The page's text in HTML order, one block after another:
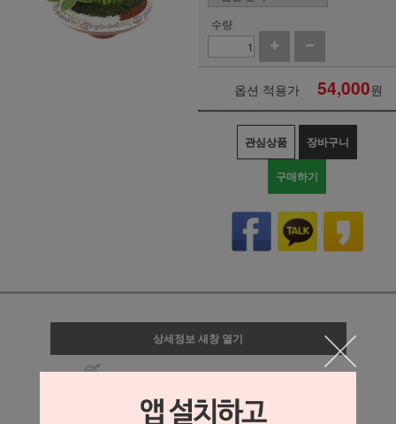
수량
옵션 적용가 54,000원
관심상품 장바구니
구매하기
상세정보 새창 열기